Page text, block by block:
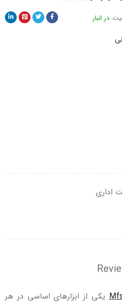
در انبار
اداری
یکی از ابزارهای اساسی در هر